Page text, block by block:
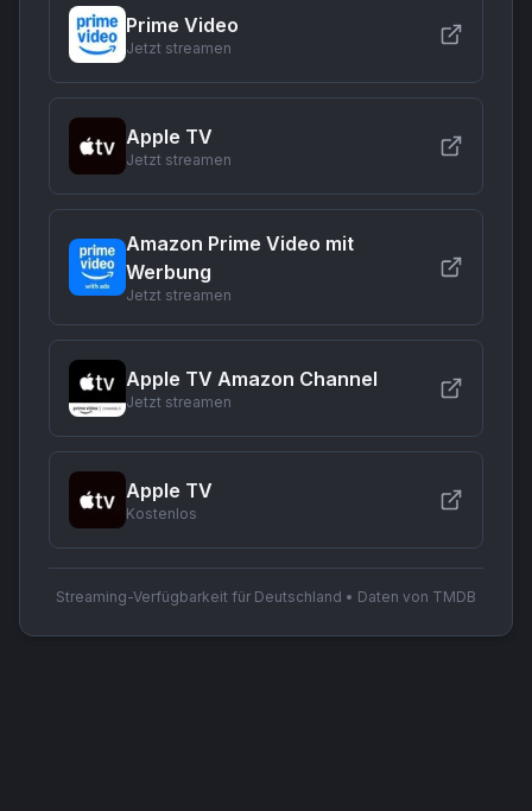
Prime Video
Jetzt streamen
Apple TV
Jetzt streamen
Amazon Prime Video mit
Werbung
Jetzt streamen
Apple TV Amazon Channel
Jetzt streamen
Apple TV
Kostenlos
Streaming-Verfügbarkeit für Deutschland • Daten von TMDB